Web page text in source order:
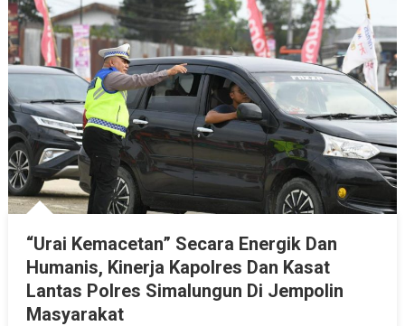
“Urai Kemacetan” Secara Energik Dan
Humanis, Kinerja Kapolres Dan Kasat
Lantas Polres Simalungun Di Jempolin
Masyarakat